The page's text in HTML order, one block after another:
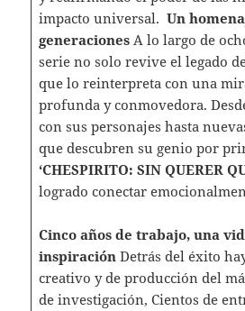
impacto universal. Un
generacionesA lo largo de
serie no solo revive el legado
que lo reinterpreta con una
profunda y conmovedora.
con sus personajes hasta
que descubren su genio por
‘CHESPIRITO: SIN QUERER
logrado conectar
Cinco años de trabajo, una
inspiraciónDetrás del éxito
creativo y de producción del
de investigación, Cientos de